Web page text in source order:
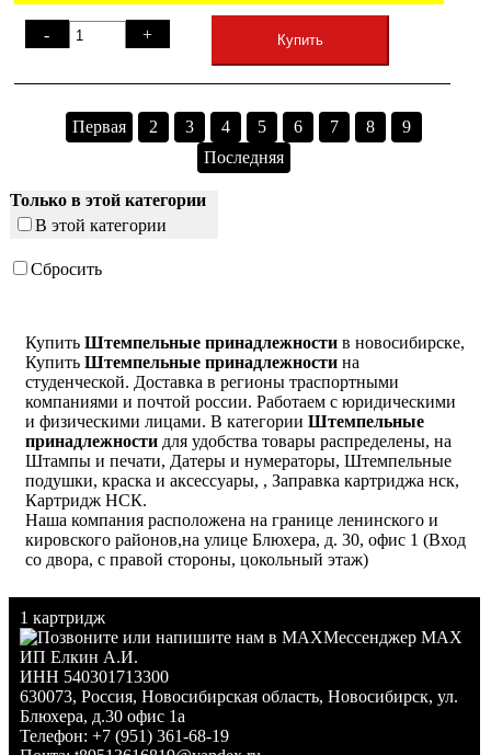
- + Купить
Первая 2 3 4 5 6 7 8
9
Последняя
Только в этой категории
В этой категории
Сбросить
Купить Штемпельные принадлежности в новосибирске,
Купить Штемпельные принадлежности на
студенческой. Доставка в регионы траспортными
компаниями и почтой россии. Работаем с юридическими
и физическими лицами. В категории Штемпельные
принадлежности для удобства товары распределены, на
Штампы и печати, Датеры и нумераторы, Штемпельные
подушки, краска и аксессуары, , Заправка картриджа нск,
Картридж НСК.
Наша компания расположена на границе ленинского и
кировского районов,на улице Блюхера, д. 30, офис 1 (Вход
со двора, с правой стороны, цокольный этаж)
1 картридж
Мессенджер MAX
ИП Елкин А.И.
ИНН 540301713300
630073, Россия, Новосибирская область, Новосибирск, ул.
Блюхера, д.30 офис 1а
Телефон: +7 (951) 361-68-19